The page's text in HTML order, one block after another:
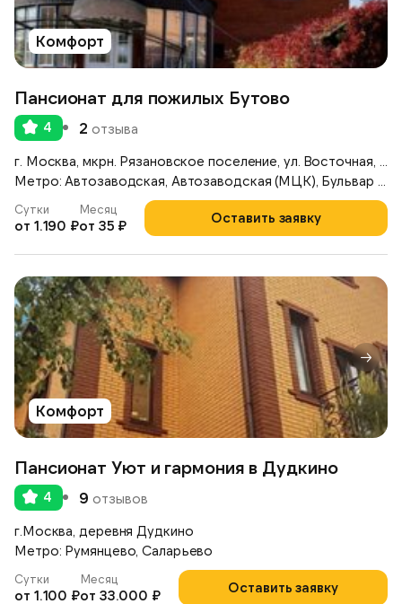
Комфорт
Пансионат для пожилых Бутово
4 2 отзыва
Оставить заявку
Сутки
от 1.190 ₽
Месяц
от 35 ₽
Комфорт
Пансионат Уют и гармония в Дудкино
4 9 отзывов
г.Москва, деревня Дудкино
Метро: Румянцево, Саларьево
Оставить заявку
Сутки
от 1.100 ₽
Месяц
от 33.000 ₽